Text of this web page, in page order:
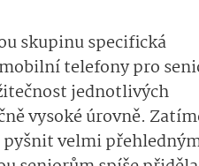
skupinu specifická
telefony pro
jednotlivých
vysoké úrovně.
pyšnit velmi